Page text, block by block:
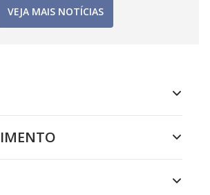
VEJA MAIS NOTÍCIAS